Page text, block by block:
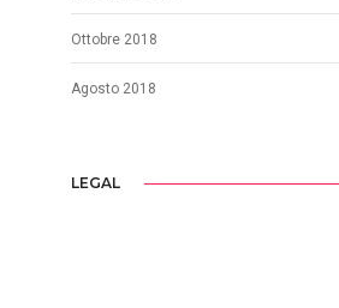
Ottobre 2018
Agosto 2018
LEGAL